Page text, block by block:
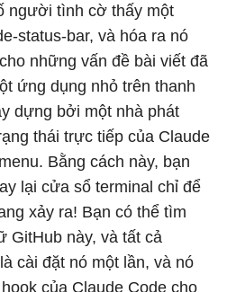
người tình cờ thấy một
status-bar, và hóa ra nó
những vấn đề bài viết đã
ứng dụng nhỏ trên thanh
dựng bởi một nhà phát
thái trực tiếp của Claude
Bằng cách này, bạn
lại cửa sổ terminal chỉ để
xảy ra! Bạn có thể tìm
GitHub này, và tất cả
cài đặt nó một lần, và nó
của Claude Code cho